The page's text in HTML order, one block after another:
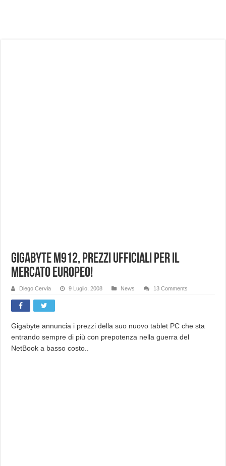
Gigabyte M912, prezzi ufficiali per il
mercato europeo!
Diego Cervia 9 Luglio, 2008 News 13 Comments
Gigabyte annuncia i prezzi della suo nuovo tablet PC che sta
entrando sempre di più con prepotenza nella guerra del
NetBook a basso costo..